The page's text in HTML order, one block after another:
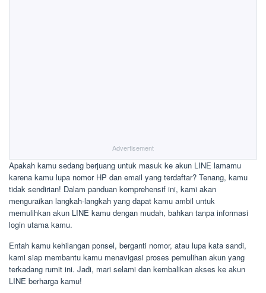
Advertisement
Apakah kamu sedang berjuang untuk masuk ke akun LINE lamamu
karena kamu lupa nomor HP dan email yang terdaftar? Tenang, kamu
tidak sendirian! Dalam panduan komprehensif ini, kami akan
menguraikan langkah-langkah yang dapat kamu ambil untuk
memulihkan akun LINE kamu dengan mudah, bahkan tanpa informasi
login utama kamu.
Entah kamu kehilangan ponsel, berganti nomor, atau lupa kata sandi,
kami siap membantu kamu menavigasi proses pemulihan akun yang
terkadang rumit ini. Jadi, mari selami dan kembalikan akses ke akun
LINE berharga kamu!